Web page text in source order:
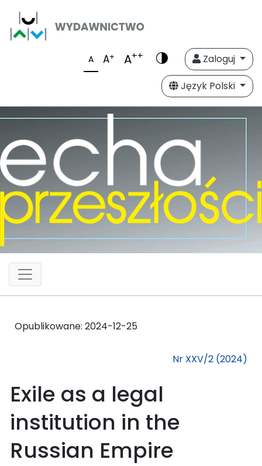
A A+ A++
Zaloguj
Język Polski
Opublikowane: 2024-12-25
Nr XXV/2 (2024)
Exile as a legal
institution in the
Russian Empire